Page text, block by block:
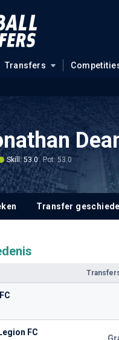
Transfers
Skill: 53.0 Pot: 53.0
Transfer
FC